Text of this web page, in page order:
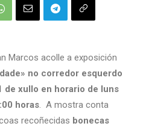
Marcos acolle a exposición
no corredor esquerdo
de xullo en horario de luns
horas. A mostra conta
recoñecidas bonecas